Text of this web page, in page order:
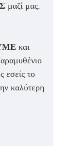
μαζί μας.
και
εσείς το
καλύτερη